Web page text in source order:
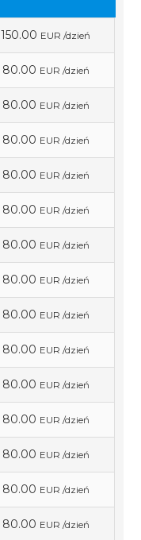
150.00 EUR /dzień
80.00 EUR /dzień
80.00 EUR /dzień
80.00 EUR /dzień
80.00 EUR /dzień
80.00 EUR /dzień
80.00 EUR /dzień
80.00 EUR /dzień
80.00 EUR /dzień
80.00 EUR /dzień
80.00 EUR /dzień
80.00 EUR /dzień
80.00 EUR /dzień
80.00 EUR /dzień
80.00 EUR /dzień